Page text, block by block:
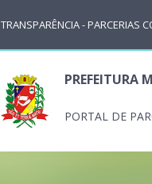
TRANSPARÊNCIA - PARCERIAS
PREFEITURA
PORTAL DE